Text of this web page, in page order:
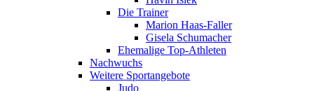
Die Trainer
Marion Haas-Faller
Gisela Schumacher
Ehemalige Top-Athleten
Nachwuchs
Weitere Sportangebote
Judo